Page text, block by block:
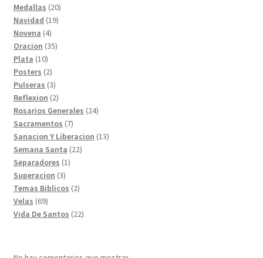
Medallas 2020
productos
Navidad 1919
Novena 44
productos
Oracion 3535
Plata 1010
productos
Posters 22
productos
Pulseras 33
productos
Reflexion 22
productos
Rosarios Generales 2424
Sacramentos 77
productos
Sanacion Y Liberacion 1313
Semana Santa 2222
Separadores 11
Superacion 33
productos
Temas Biblicos 22
Velas 6969
productos
Vida De Santos 2222